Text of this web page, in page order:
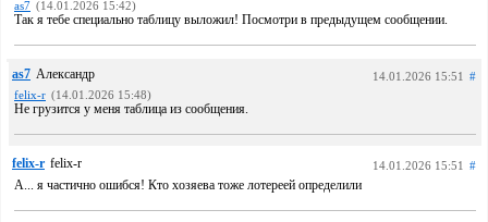
as7 (14.01.2026 15:42)
Так я тебе специально таблицу выложил! Посмотри в предыдущем сообщении.
as7 Александр 14.01.2026 15:51 #
felix-r (14.01.2026 15:48)
Не грузится у меня таблица из сообщения.
felix-r felix-r 14.01.2026 15:51 #
А... я частично ошибся! Кто хозяева тоже лотереей определили